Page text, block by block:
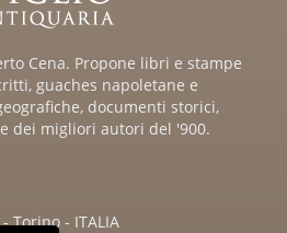
Cena. Propone libri e stampe
guaches napoletane e
documenti storici,
dei migliori autori del '900.
Torino - ITALIA